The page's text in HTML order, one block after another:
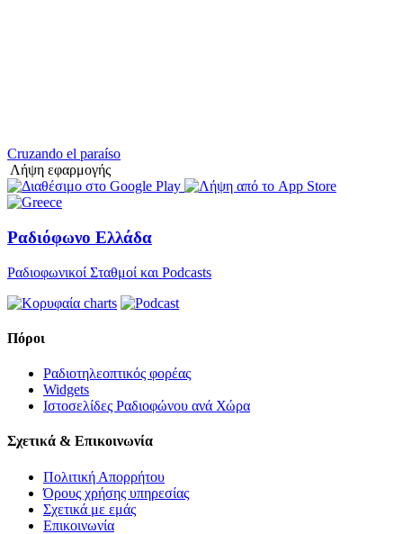
Cruzando el paraíso
Λήψη εφαρμογής
Ραδιόφωνο Ελλάδα
Ραδιοφωνικοί Σταθμοί και Podcasts
Πόροι
Ραδιοτηλεοπτικός φορέας
Widgets
Ιστοσελίδες Ραδιοφώνου ανά Χώρα
Σχετικά & Επικοινωνία
Πολιτική Απορρήτου
Όρους χρήσης υπηρεσίας
Σχετικά με εμάς
Επικοινωνία